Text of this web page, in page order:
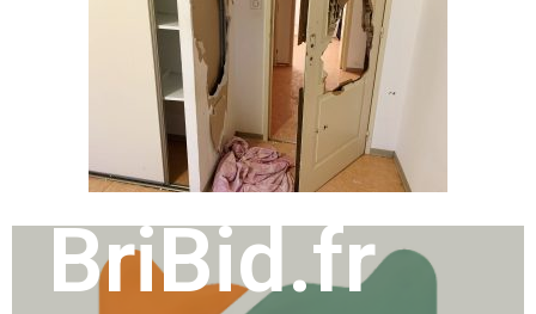
BriBid.fr